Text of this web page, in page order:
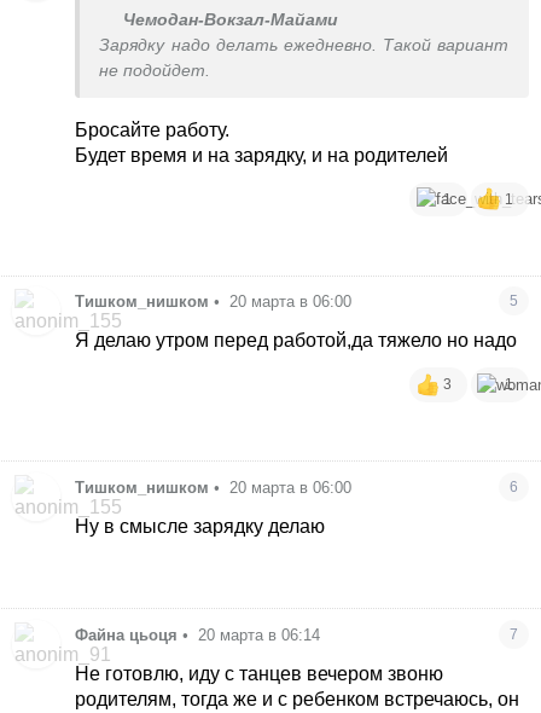
Чемодан-Вокзал-Майами
Зарядку надо делать ежедневно. Такой вариант
не подойдет.
Бросайте работу.
Будет время и на зарядку, и на родителей
1 1
Тишком_нишком • 20 марта в 06:00 5
Я делаю утром перед работой,да тяжело но надо
3 1
Тишком_нишком • 20 марта в 06:00 6
Ну в смысле зарядку делаю
Файна цьоця • 20 марта в 06:14 7
Не готовлю, иду с танцев вечером звоню
родителям, тогда же и с ребенком встречаюсь, он